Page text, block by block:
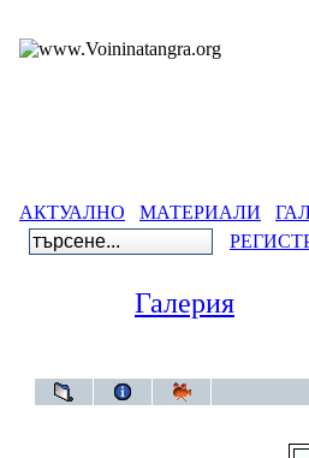
АКТУАЛНО МАТЕРИАЛИ
Галерия